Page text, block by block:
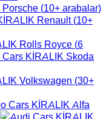
Porsche (10+ arabalar)
Renault (10+
Rolls Royce (6
Skoda
Volkswagen (30+
Alfa